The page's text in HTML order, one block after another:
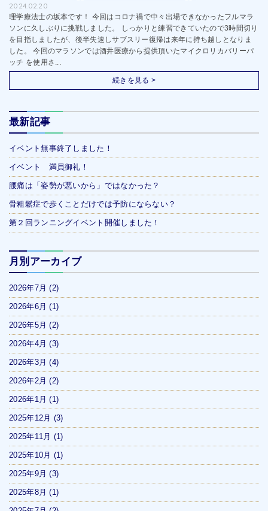
2024.02.20
理学療法士の坂本です！ 今回はコロナ禍で中々出場できなかったフルマラ
ソンに久しぶりに挑戦しました。 しっかりと練習できていたので3時間切り
を目指しましたが、後半失速しサブスリー復帰は来年に持ち越しとなりま
した。 今回のマラソンでは酒井医療から提供頂いたマイクロリカバリーパ
ッチ を使用さ...
続きを見る >
最新記事
イベント無事終了しました！
イベント 満員御礼！
腰痛は「姿勢が悪いから」ではなかった？
骨粗鬆症で歩くことだけでは予防にならない？
第２回ランニングイベント開催しました！
月別アーカイブ
2026年7月(2)
2026年6月(1)
2026年5月(2)
2026年4月(3)
2026年3月(4)
2026年2月(2)
2026年1月(1)
2025年12月 (3)
2025年11月 (1)
2025年10月 (1)
2025年9月(3)
2025年8月(1)